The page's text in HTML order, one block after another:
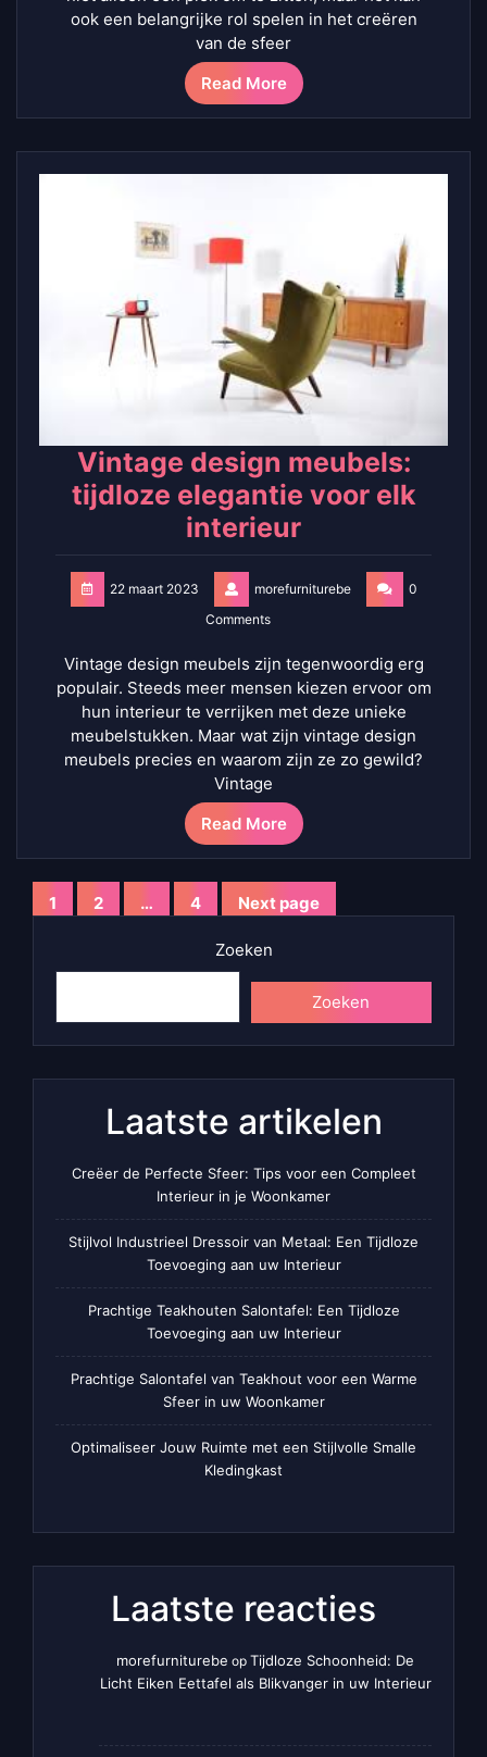
ook een belangrijke rol spelen in het creëren
van de sfeer
Read More
Vintage design meubels:
tijdloze elegantie voor elk
interieur
22 maart 2023 morefurniturebe
0
Comments
Vintage design meubels zijn tegenwoordig erg
populair. Steeds meer mensen kiezen ervoor om
hun interieur te verrijken met deze unieke
meubelstukken. Maar wat zijn vintage design
meubels precies en waarom zijn ze zo gewild?
Vintage
Read More
Berichten
Page
1 Page
2 … Page
4 Next page
Zoeken
Zoeken
Laatste artikelen
Creëer de Perfecte Sfeer: Tips voor een Compleet
Interieur in je Woonkamer
Stijlvol Industrieel Dressoir van Metaal: Een Tijdloze
Toevoeging aan uw Interieur
Prachtige Teakhouten Salontafel: Een Tijdloze
Toevoeging aan uw Interieur
Prachtige Salontafel van Teakhout voor een Warme
Sfeer in uw Woonkamer
Optimaliseer Jouw Ruimte met een Stijlvolle Smalle
Kledingkast
Laatste reacties
morefurniturebe op Tijdloze Schoonheid: De
Licht Eiken Eettafel als Blikvanger in uw Interieur